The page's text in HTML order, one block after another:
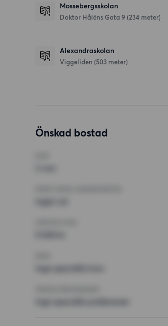
Mossebergsskolan
Doktor Håléns Gata 9 (234 meter)
Alexandraskolan
Viggeliden (503 meter)
Önskad bostad